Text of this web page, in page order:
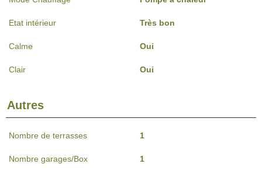
Etat intérieur Très bon
Calme Oui
Clair Oui
Autres
Nombre de terrasses 1
Nombre garages/Box 1